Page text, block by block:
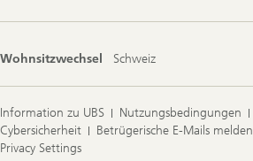
Wohnsitzwechsel Schweiz
Information zu UBS Nutzungsbedingungen
Cybersicherheit
Betrügerische E-Mails melden
Privacy Settings